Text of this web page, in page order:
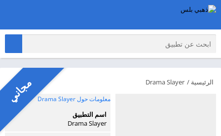
الرئيسية /
Drama Slayer
معلومات حول Drama Slayer
اسم التطبيق
Drama Slayer
مجاني